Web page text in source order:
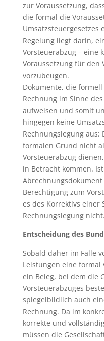
zur Voraussetzung,
die formal die
Umsatzsteuergesetzes
Regelung liegt darin,
Vorsteuerabzug – eine
Voraussetzung für den
vorzubeugen.
Dokumente, die
Rechnung im Sinne
aufweisen und somit
hingegen keine
Rechnungslegung aus:
formalen Grund nicht
Vorsteuerabzug
in Betracht kommen.
Berechtigung zum
es des Korrektivs einer
Rechnungslegung nicht.
Entscheidung des
Sobald daher im Falle
Leistungen eine
ein Beleg, bei dem die
Vorsteuerabzuges
spiegelbildlich auch
Rechnung. Da im
korrekte und
müssen die